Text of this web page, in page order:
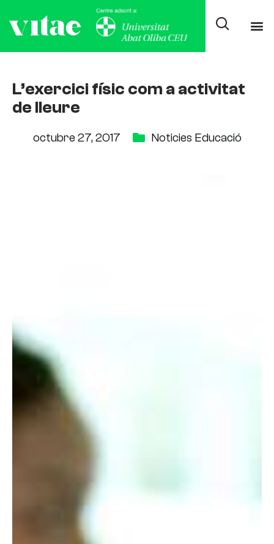
L’exercici físic com a activitat
de lleure
octubre 27, 2017 Noticies Educació